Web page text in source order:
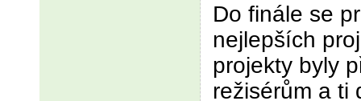
Do finále se
nejlepších
projekty byly
režisérům a ti